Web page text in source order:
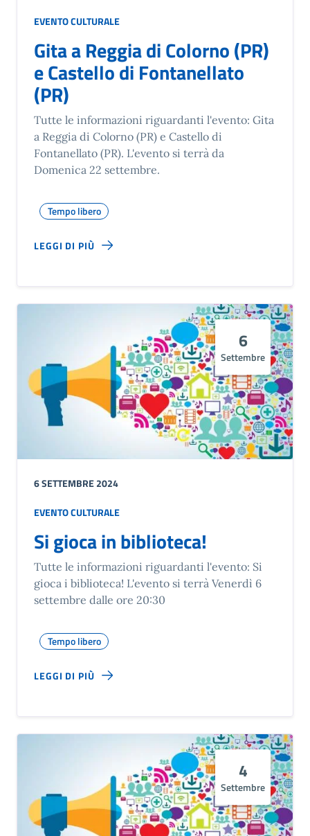
EVENTO CULTURALE
Gita a Reggia di Colorno (PR)
e Castello di Fontanellato
(PR)
Tutte le informazioni riguardanti l'evento: Gita
a Reggia di Colorno (PR) e Castello di
Fontanellato (PR). L'evento si terrà da
Domenica 22 settembre.
Tempo libero
LEGGI DI PIÙ
6
Settembre
6 SETTEMBRE 2024
EVENTO CULTURALE
Si gioca in biblioteca!
Tutte le informazioni riguardanti l'evento: Si
gioca i biblioteca! L'evento si terrà Venerdì 6
settembre dalle ore 20:30
Tempo libero
LEGGI DI PIÙ
4
Settembre